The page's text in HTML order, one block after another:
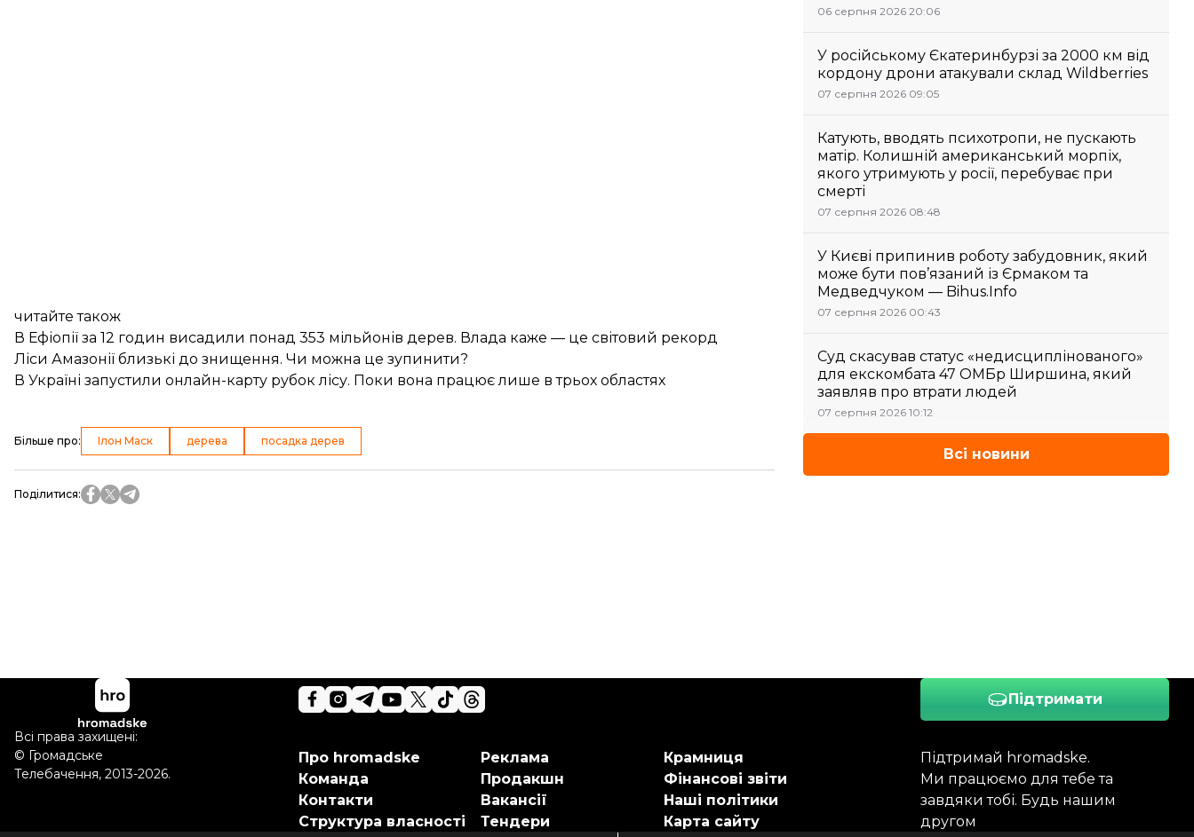
читайте також
В Ефіопії за 12 годин висадили понад 353 мільйонів дерев. Влада каже — це світовий рекорд
Ліси Амазонії близькі до знищення. Чи можна це зупинити?
В Україні запустили онлайн-карту рубок лісу. Поки вона працює лише в трьох областях
Більше про: Ілон Маск дерева посадка дерев
Поділитися:
06 серпня 2026 20:06
У російському Єкатеринбурзі за 2000 км від
кордону дрони атакували склад Wildberries
07 серпня 2026 09:05
Катують, вводять психотропи, не пускають
матір. Колишній американський морпіх,
якого утримують у росії, перебуває при
смерті
07 серпня 2026 08:48
У Києві припинив роботу забудовник, який
може бути пов’язаний із Єрмаком та
Медведчуком — Bihus.Info
07 серпня 2026 00:43
Суд скасував статус «недисциплінованого»
для екскомбата 47 ОМБр Ширшина, який
заявляв про втрати людей
07 серпня 2026 10:12
Всі новини
Підтримати
Підтримай hromadske.
Ми працюємо для тебе та
завдяки тобі. Будь нашим
другом
Про hromadske
Команда
Контакти
Структура власності
Реклама
Продакшн
Вакансії
Тендери
Крамниця
Фінансові звіти
Наші політики
Карта сайту
Всі права захищені:
© Громадське
Телебачення, 2013-2026.